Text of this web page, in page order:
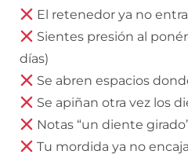
El retenedor ya no entra
Sientes presión al
días)
Se abren espacios
Se apiñan otra vez los
Notas “un diente
Tu mordida ya no